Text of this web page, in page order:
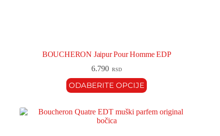
BOUCHERON Jaipur Pour Homme EDP
6.790 RSD
ODABERITE OPCIJE